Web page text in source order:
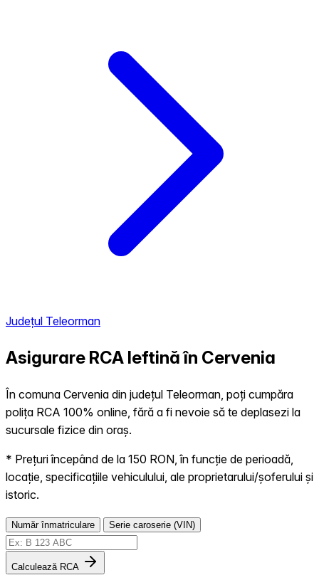
Județul Teleorman
Asigurare RCA Ieftină în Cervenia
În comuna Cervenia din județul Teleorman, poți cumpăra
polița RCA 100% online, fără a fi nevoie să te deplasezi la
sucursale fizice din oraș.
* Prețuri începând de la 150 RON, în funcție de perioadă,
locație, specificațiile vehiculului, ale proprietarului/șoferului și
istoric.
Număr înmatriculare Serie caroserie (VIN)
Calculează RCA